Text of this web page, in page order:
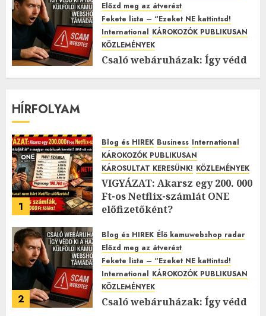
Előzd meg az átverést
Fekete lista – “Ezeket NE kattintsd!
International KÁROKOZÓK PUBLIKUSAN
KÖZLEMÉNYEK
Csaló webáruházak: Így védd
HÍRFOLYAM
1
Blog és HIREK Business International
KÁROKOZÓK PUBLIKUSAN
KÁROSULTAT KERESÜNK! KÖZLEMÉNYEK
VIGYÁZAT: Akarsz egy 200. 000
Ft-os Netflix-számlát ONE
előfizetőként?
2
Blog és HIREK Élő kamuwebshop radar
Előzd meg az átverést
Fekete lista – “Ezeket NE kattintsd!
International KÁROKOZÓK PUBLIKUSAN
KÖZLEMÉNYEK
Csaló webáruházak: Így védd